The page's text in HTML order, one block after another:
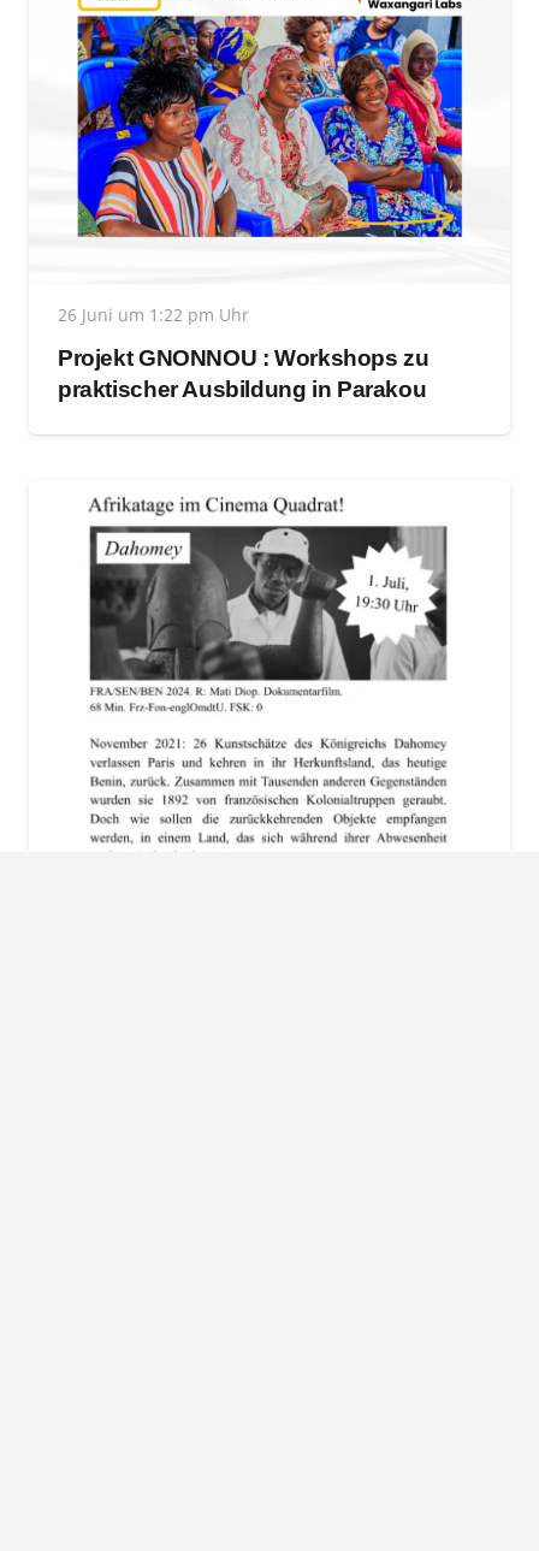
26 Juni um 1:22 pm Uhr
Projekt GNONNOU : Workshops zu
praktischer Ausbildung in Parakou